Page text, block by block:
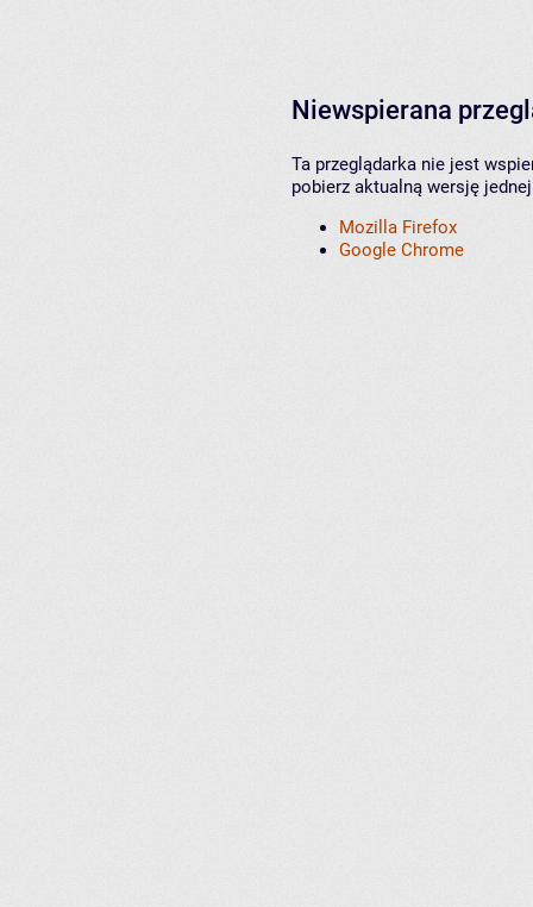
Niewspierana
Ta przeglądarka nie jest
pobierz aktualną wersję
Mozilla Firefox
Google Chrome